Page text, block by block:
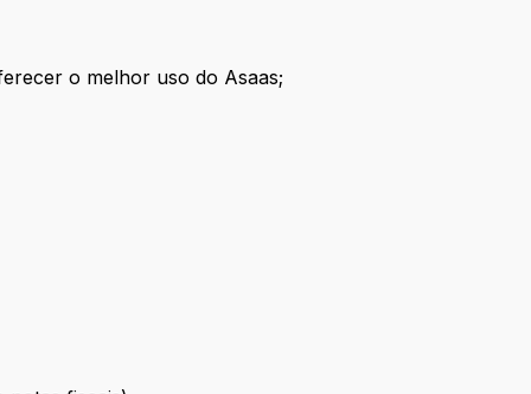
o melhor uso do Asaas;